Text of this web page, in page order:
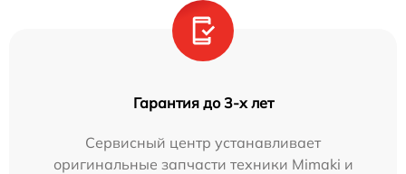
Гарантия до 3-х лет
Сервисный центр устанавливает
оригинальные запчасти техники Mimaki и